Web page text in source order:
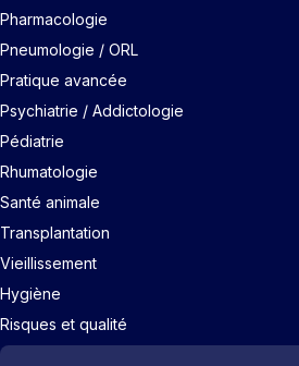
Pharmacologie
Pneumologie / ORL
Pratique avancée
Psychiatrie / Addictologie
Pédiatrie
Rhumatologie
Santé animale
Transplantation
Vieillissement
Hygiène
Risques et qualité